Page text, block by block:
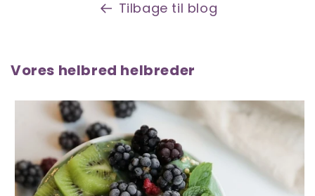
Tilbage til blog
Vores helbred helbreder